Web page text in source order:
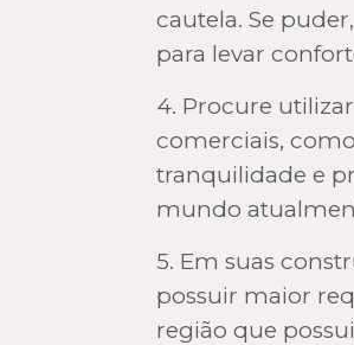
cautela. Se
para levar
4. Procure
comerciais,
tranquilidade e
mundo
5. Em suas
possuir maior
região que